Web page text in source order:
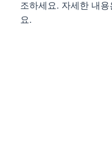
조하세요. 자세한 내용
요.